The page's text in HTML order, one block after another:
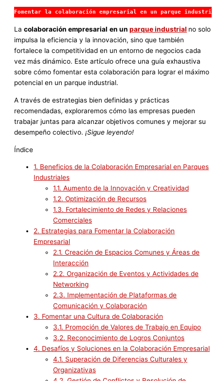
Fomentar la colaboración empresarial en un parque
Lacolaboración empresarial en unparque industrial no solo
impulsa la eficiencia y la innovación, sino que también
fortalece la competitividad en un entorno de negocios cada
vez más dinámico. Este artículo ofrece una guía exhaustiva
sobre cómo fomentar esta colaboración para lograr el máximo
potencial en un parque industrial.
A través de estrategias bien definidas y prácticas
recomendadas, exploraremos cómo las empresas pueden
trabajar juntas para alcanzar objetivos comunes y mejorar su
desempeño colectivo. ¡Sigue leyendo!
Índice
1. Beneficios de la Colaboración Empresarial en Parques
Industriales
1.1. Aumento de la Innovación y Creatividad
1.2. Optimización de Recursos
1.3. Fortalecimiento de Redes y Relaciones
Comerciales
2. Estrategias para Fomentar la Colaboración
Empresarial
2.1. Creación de Espacios Comunes y Áreas de
Interacción
2.2. Organización de Eventos y Actividades de
Networking
2.3. Implementación de Plataformas de
Comunicación y Colaboración
3. Fomentar una Cultura de Colaboración
3.1. Promoción de Valores de Trabajo en Equipo
3.2. Reconocimiento de Logros Conjuntos
4. Desafíos y Soluciones en la Colaboración Empresarial
4.1. Superación de Diferencias Culturales y
Organizativas